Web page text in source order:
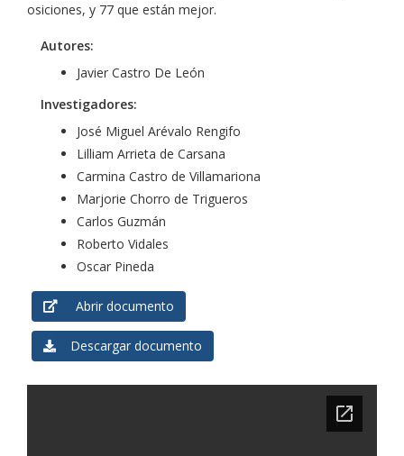
osiciones, y 77 que están mejor.
Autores:
Javier Castro De León
Investigadores:
José Miguel Arévalo Rengifo
Lilliam Arrieta de Carsana
Carmina Castro de Villamariona
Marjorie Chorro de Trigueros
Carlos Guzmán
Roberto Vidales
Oscar Pineda
Abrir documento
Descargar documento